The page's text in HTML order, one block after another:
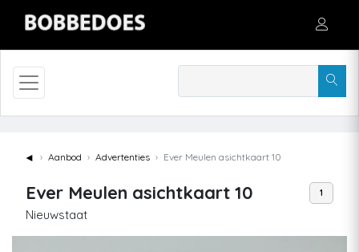
◄ Aanbod Advertenties Ever Meulen asichtkaart 10
Ever Meulen asichtkaart 10
Nieuwstaat
1